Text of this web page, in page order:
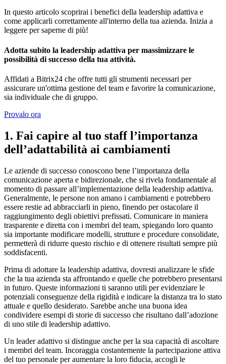
In questo articolo scoprirai i benefici della leadership adattiva e
come applicarli correttamente all'interno della tua azienda. Inizia a
leggere per saperne di più!
Adotta subito la leadership adattiva per massimizzare le
possibilità di successo della tua attività.
Affidati a Bitrix24 che offre tutti gli strumenti necessari per
assicurare un'ottima gestione del team e favorire la comunicazione,
sia individuale che di gruppo.
Provalo ora
1. Fai capire al tuo staff l’importanza
dell’adattabilità ai cambiamenti
Le aziende di successo conoscono bene l’importanza della
comunicazione aperta e bidirezionale, che si rivela fondamentale al
momento di passare all’implementazione della leadership adattiva.
Generalmente, le persone non amano i cambiamenti e potrebbero
essere restie ad abbracciarli in pieno, finendo per ostacolare il
raggiungimento degli obiettivi prefissati. Comunicare in maniera
trasparente e diretta con i membri del team, spiegando loro quanto
sia importante modificare modelli, strutture e procedure consolidate,
permetterà di ridurre questo rischio e di ottenere risultati sempre più
soddisfacenti.
Prima di adottare la leadership adattiva, dovresti analizzare le sfide
che la tua azienda sta affrontando e quelle che potrebbero presentarsi
in futuro. Queste informazioni ti saranno utili per evidenziare le
potenziali conseguenze della rigidità e indicare la distanza tra lo stato
attuale e quello desiderato. Sarebbe anche una buona idea
condividere esempi di storie di successo che risultano dall’adozione
di uno stile di leadership adattivo.
Un leader adattivo si distingue anche per la sua capacità di ascoltare
i membri del team. Incoraggia costantemente la partecipazione attiva
del tuo personale per aumentare la loro fiducia, accogli le